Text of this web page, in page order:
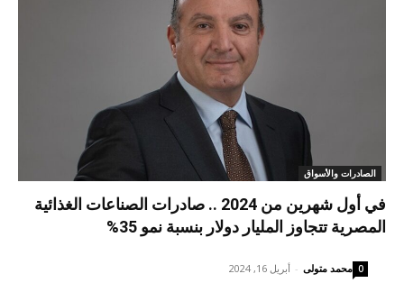
الصادرات والأسواق
في أول شهرين من 2024 .. صادرات الصناعات الغذائية
المصرية تتجاوز المليار دولار بنسبة نمو 35%
محمد متولى - أبريل 16, 2024 0